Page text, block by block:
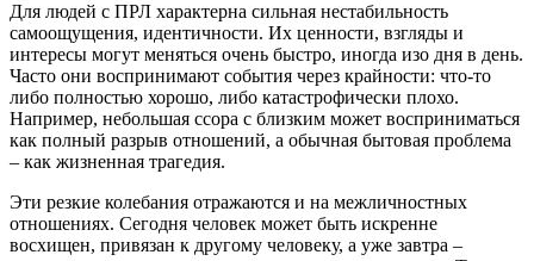
Для людей с ПРЛ характерна сильная нестабильность
самоощущения, идентичности. Их ценности, взгляды и
интересы могут меняться очень быстро, иногда изо дня в день.
Часто они воспринимают события через крайности: что-то
либо полностью хорошо, либо катастрофически плохо.
Например, небольшая ссора с близким может восприниматься
как полный разрыв отношений, а обычная бытовая проблема
– как жизненная трагедия.
Эти резкие колебания отражаются и на межличностных
отношениях. Сегодня человек может быть искренне
восхищен, привязан к другому человеку, а уже завтра –